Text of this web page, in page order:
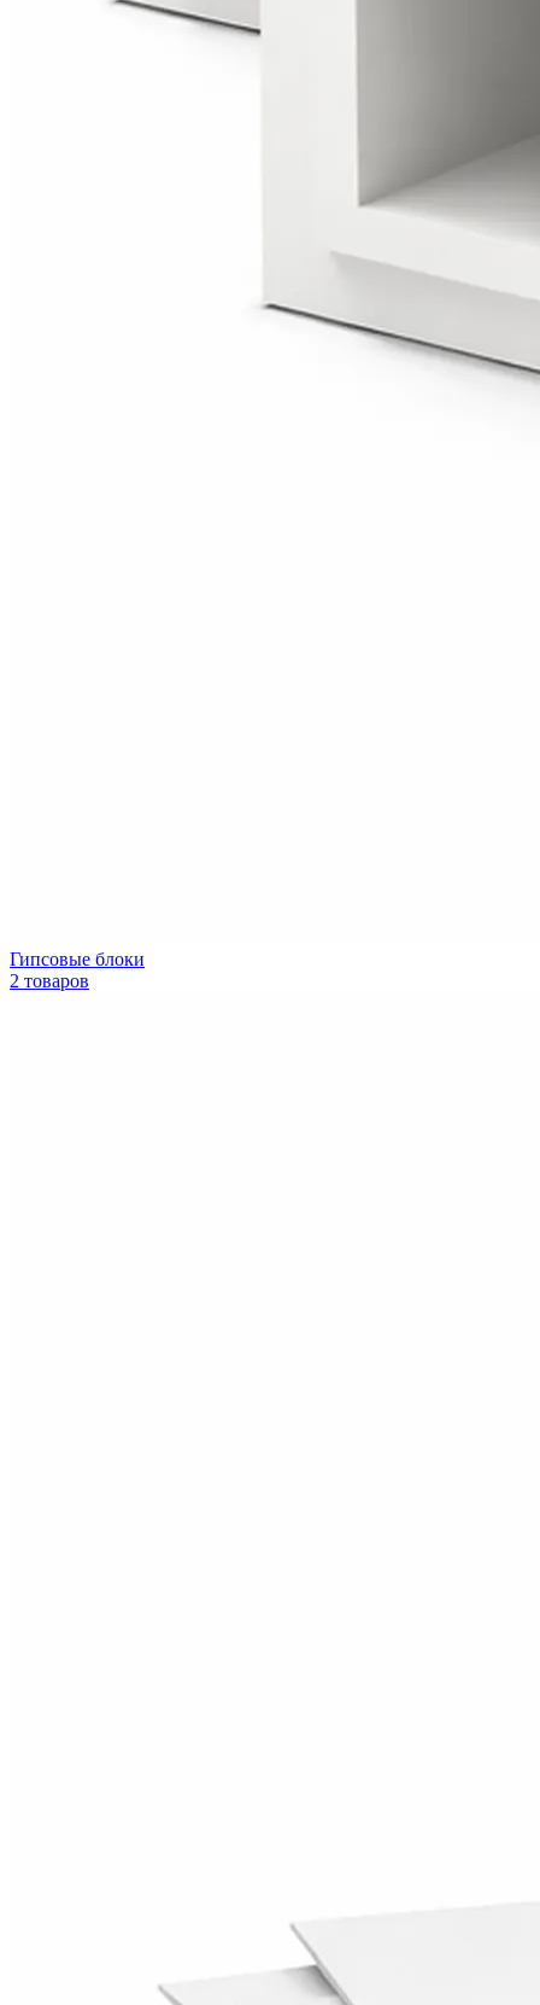
Гипсовые блоки
2 товаров